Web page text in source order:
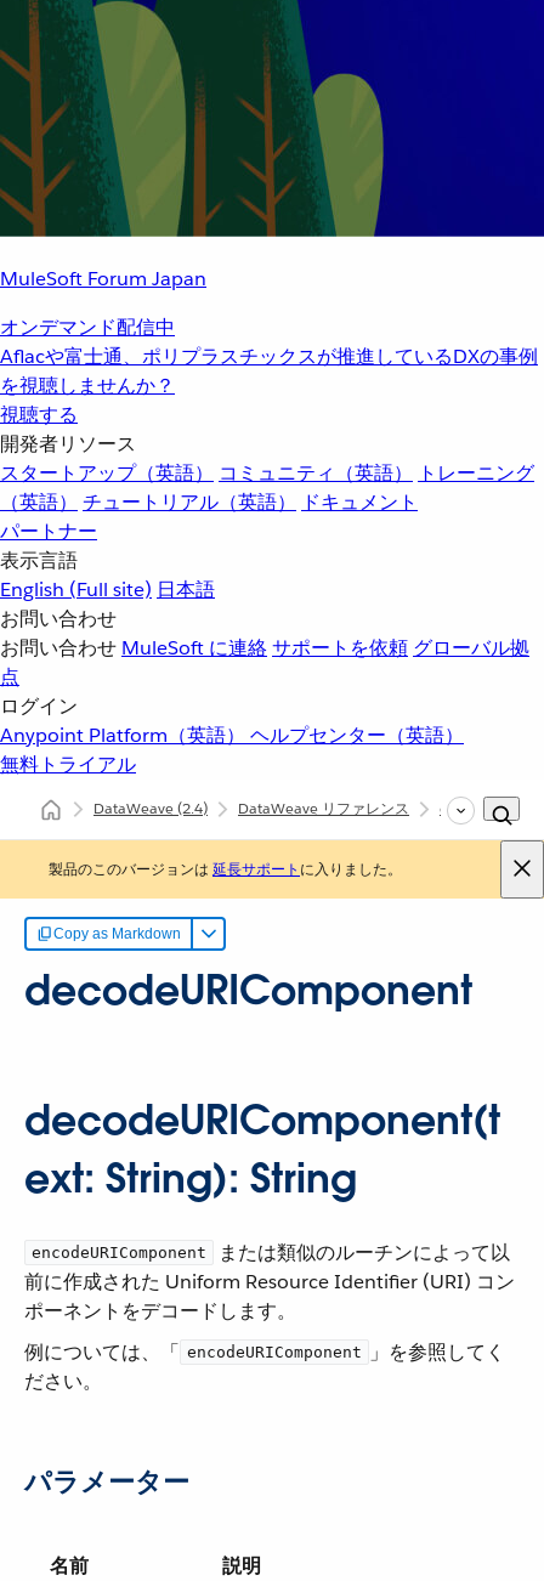
MuleSoft Forum Japan
オンデマンド配信中
Aflacや富士通、ポリプラスチックスが推進しているDXの事例
を視聴しませんか？
視聴する
開発者リソース
スタートアップ（英語）
コミュニティ（英語）
トレーニング
（英語）
チュートリアル（英語）
ドキュメント
パートナー
表示言語
English (Full site) 日本語
お問い合わせ
お問い合わせ MuleSoft に連絡サポートを依頼 グローバル拠
点
ログイン
Anypoint Platform（英語） ヘルプセンター（英語）
無料トライアル
DataWeave(2.4) DataWeave リファレンス dw::core::URL
製品のこのバージョンは 延長サポート に入りました。
Copy as Markdown
decodeURIComponent
decodeURIComponent(t
ext: String): String
encodeURIComponent
​ または類似のルーチンによって以
前に作成された Uniform Resource Identifier (URI) コン
ポーネントをデコードします。
例については、「​ encodeURIComponent
​」を参照してく
ださい。
パラメーター
名前 説明